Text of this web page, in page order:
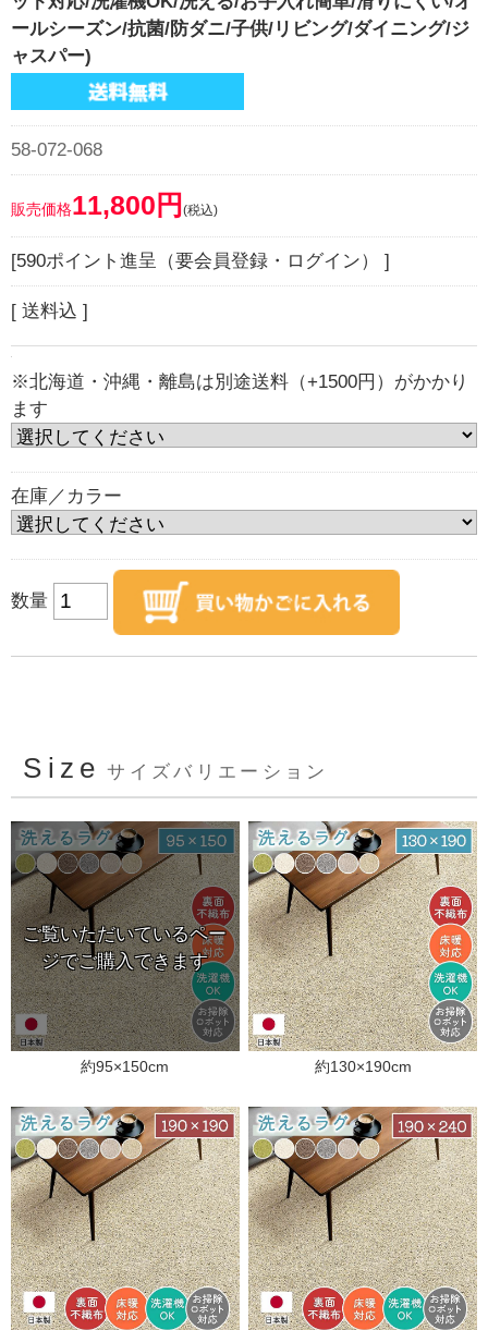
ールシーズン/抗菌/防ダニ/子供/リビング/ダイニング/ジ
ャスパー)
58-072-068
販売価格11,800円 (税込)
[590ポイント進呈（要会員登録・ログイン） ]
[ 送料込 ]
※北海道・沖縄・離島は別途送料（+1500円）がかかり
ます
在庫／カラー
数量
Size サイズバリエーション
約95×150cm 約130×190cm